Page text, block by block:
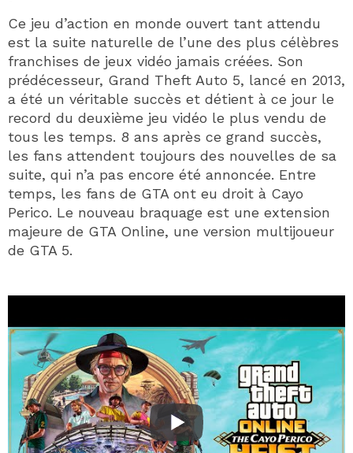
Ce jeu d’action en monde ouvert tant attendu
est la suite naturelle de l’une des plus célèbres
franchises de jeux vidéo jamais créées. Son
prédécesseur, Grand Theft Auto 5, lancé en 2013,
a été un véritable succès et détient à ce jour le
record du deuxième jeu vidéo le plus vendu de
tous les temps. 8 ans après ce grand succès,
les fans attendent toujours des nouvelles de sa
suite, qui n’a pas encore été annoncée. Entre
temps, les fans de GTA ont eu droit à Cayo
Perico. Le nouveau braquage est une extension
majeure de GTA Online, une version multijoueur
de GTA 5.